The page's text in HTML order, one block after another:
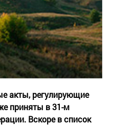
акты, регулирующие
приняты в 31-м
Вскоре в список